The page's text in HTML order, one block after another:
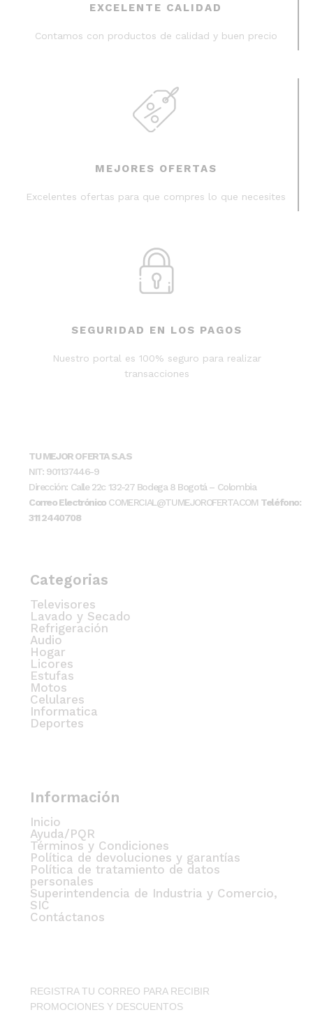
EXCELENTE CALIDAD
Contamos con productos de calidad y buen precio
MEJORES OFERTAS
Excelentes ofertas para que compres lo que necesites
SEGURIDAD EN LOS PAGOS
Nuestro portal es 100% seguro para realizar
transacciones
TU MEJOR OFERTA S.A.S
NIT: 901137446-9
Dirección: Calle 22c 132-27 Bodega 8 Bogotá – Colombia
Correo ElectrónicoCOMERCIAL@TUMEJOROFERTA.COM Teléfono:
311 2440708
Categorias
Televisores
Lavado y Secado
Refrigeración
Audio
Hogar
Licores
Estufas
Motos
Celulares
Informatica
Deportes
Información
Inicio
Ayuda/PQR
Términos y Condiciones
Política de devoluciones y garantías
Política de tratamiento de datos
personales
Superintendencia de Industria y Comercio,
SIC
Contáctanos
REGISTRA TU CORREO PARA RECIBIR
PROMOCIONES Y DESCUENTOS